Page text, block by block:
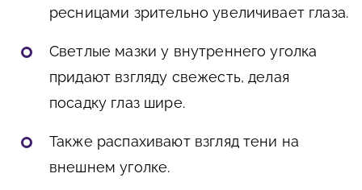
ресницами зрительно увеличивает глаза.
Светлые мазки у внутреннего уголка
придают взгляду свежесть, делая
посадку глаз шире.
Также распахивают взгляд тени на
внешнем уголке.